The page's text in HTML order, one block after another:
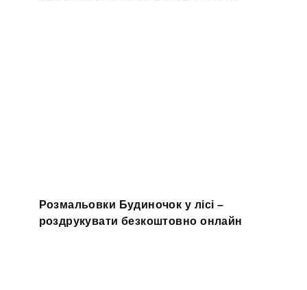
Розмальовки Будиночок у лісі –
роздрукувати безкоштовно онлайн